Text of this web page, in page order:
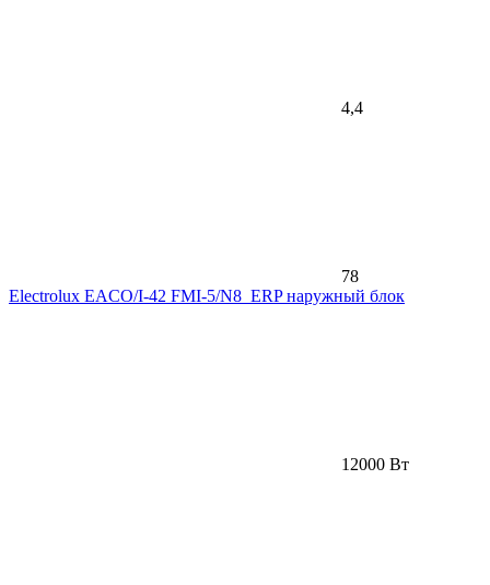
4,4
78
Electrolux EACO/I-42 FMI-5/N8_ERP наружный блок
12000 Вт